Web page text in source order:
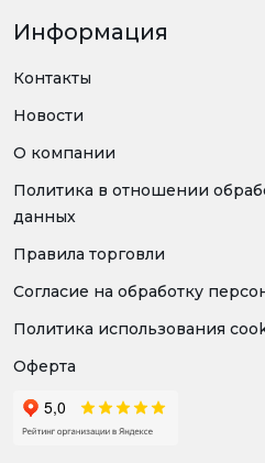
Информация
Контакты
Новости
О компании
Политика в отношении
данных
Правила торговли
Согласие на обработку
Политика использования
Оферта